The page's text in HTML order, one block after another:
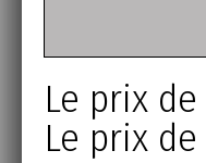
Le prix
Le prix